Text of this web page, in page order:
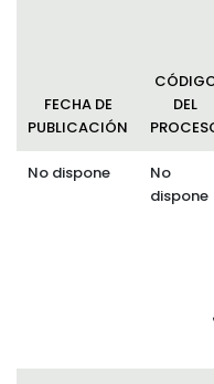
FECHA DE
PUBLICACIÓN
DEL
No dispone
No
dispone